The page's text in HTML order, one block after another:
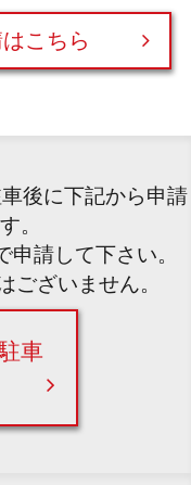
こちら
後に下記から申請
。
申請して下さい。
ございません。
車